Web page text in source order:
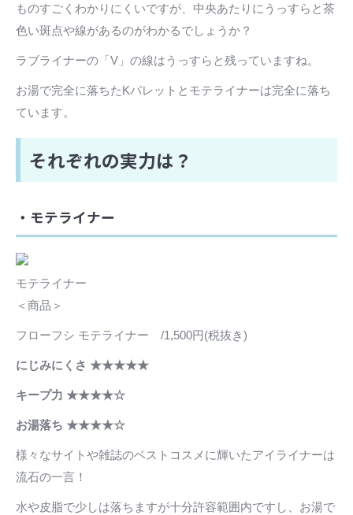
ものすごくわかりにくいですが、中央あたりにうっすらと茶
色い斑点や線があるのがわかるでしょうか？
ラブライナーの「V」の線はうっすらと残っていますね。
お湯で完全に落ちたKパレットとモテライナーは完全に落ち
ています。
それぞれの実力は？
・モテライナー
モテライナー
＜商品＞
フローフシ モテライナー /1,500円(税抜き)
にじみにくさ ★★★★★
キープ力 ★★★★☆
お湯落ち ★★★★☆
様々なサイトや雑誌のベストコスメに輝いたアイライナーは
流石の一言！
水や皮脂で少しは落ちますが十分許容範囲内ですし、お湯で